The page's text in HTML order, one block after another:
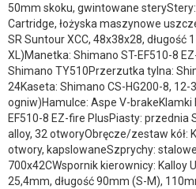
50mm skoku, gwintowane
Cartridge, łożyska maszynowe
SR Suntour XCC, 48x38x28, długość
XL)Manetka: Shimano ST-EF510-8
Shimano TY510Przerzutka tylna:
24Kaseta: Shimano CS-HG200-8, 12-
ogniw)Hamulce: Aspe V-brakeKlamki
EF510-8 EZ-fire PlusPiasty: przednia
alloy, 32 otworyObręcze/zestaw kół:
otwory, kapslowaneSzprychy:
700x42CWspornik kierownicy: Kalloy
25,4mm, długość 90mm (S-M),